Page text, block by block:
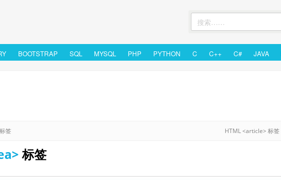
BOOTSTRAP SQL MYSQL PHP PYTHON C C++ C# JAVA
签 HTML <article> 标签
标签